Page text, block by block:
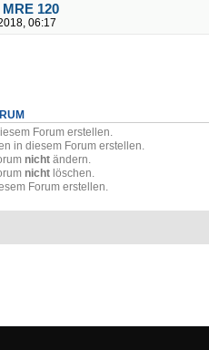
120
06:17
Forum erstellen.
in diesem Forum erstellen.
nicht ändern.
nicht löschen.
Forum erstellen.